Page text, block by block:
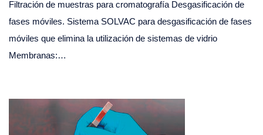
Filtración de muestras para cromatografía Desgasificación de
fases móviles. Sistema SOLVAC para desgasificación de fases
móviles que elimina la utilización de sistemas de vidrio
Membranas:…